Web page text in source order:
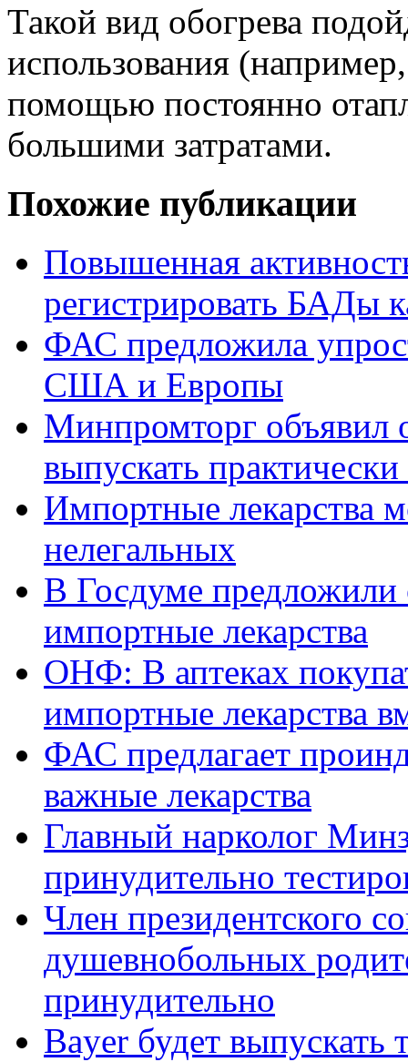
Такой вид обогрева
использования
помощью постоянно
большими затратами.
Похожие публикации
Повышенная
регистрировать БАДы
ФАС предложила
США и Европы
Минпромторг объявил
выпускать
Импортные лекарства
нелегальных
В Госдуме
импортные лекарства
ОНФ: В аптеках
импортные лекарства
ФАС предлагает
важные лекарства
Главный нарколог
принудительно
Член президентского
душевнобольных
принудительно
Bayer будет выпускать